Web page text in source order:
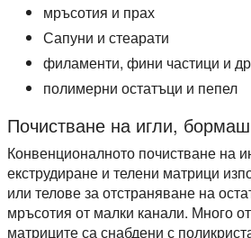
мръсотия и прах
Сапуни и стеарати
филаменти, фини частици и
полимерни остатъци и пепел
Почистване на игли,
Конвенционалното почистване на
екструдиране и телени матрици
или телове за отстраняване на
мръсотия от малки канали. Много
матриците са снабдени с